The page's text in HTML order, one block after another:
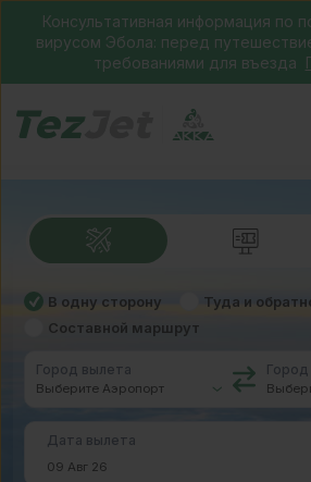
Консультативная информация по
вирусом Эбола: перед
требованиями для въезда
В одну сторону
Туда и
Составной маршрут
Город вылета Город
Дата вылета